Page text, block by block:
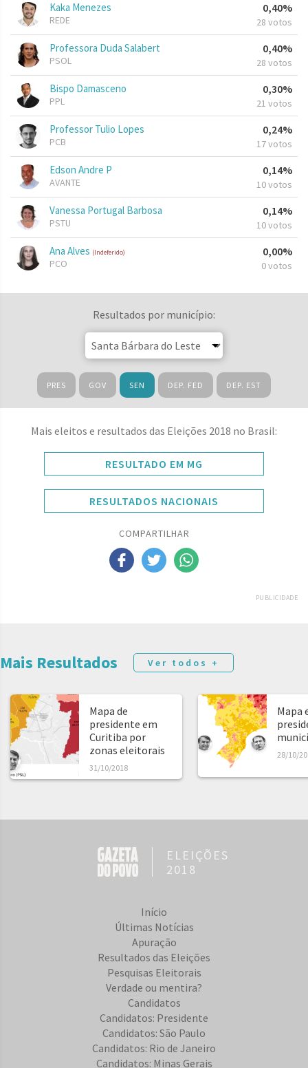
Kaka Menezes
REDE
0,40%
28 votos
Professora Duda Salabert
PSOL
0,40%
28 votos
Bispo Damasceno
PPL
0,30%
21 votos
Professor Tulio Lopes
PCB
0,24%
17 votos
Edson Andre P
AVANTE
0,14%
10 votos
Vanessa Portugal Barbosa
PSTU
0,14%
10 votos
Ana Alves (Indeferido)
PCO
0,00%
0 votos
Resultados por município:
PRES GOV SEN DEP. FED DEP. EST
Mais eleitos e resultados das Eleições 2018 no Brasil:
RESULTADO EM MG
RESULTADOS NACIONAIS
COMPARTILHAR
PUBLICIDADE
Mais Resultados Ver todos +
Mapa de
presidente em
Curitiba por
zonas eleitorais
31/10/2018
Mapa
28/10/
ELEIÇÕES
2018
Início
Últimas Notícias
Apuração
Resultados das Eleições
Pesquisas Eleitorais
Verdade ou mentira?
Candidatos
Candidatos: Presidente
Candidatos: São Paulo
Candidatos: Rio de Janeiro
Candidatos: Minas Gerais